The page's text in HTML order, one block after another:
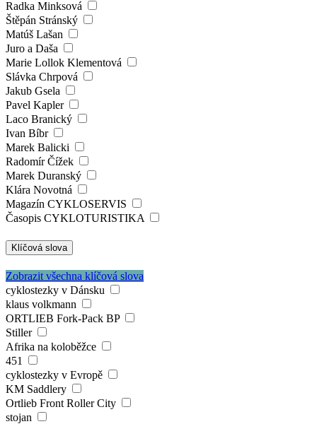
Radka Minksová
Štěpán Stránský
Matúš Lašan
Juro a Daša
Marie Lollok Klementová
Slávka Chrpová
Jakub Gsela
Pavel Kapler
Laco Branický
Ivan Bíbr
Marek Balicki
Radomír Čížek
Marek Duranský
Klára Novotná
Magazín CYKLOSERVIS
Časopis CYKLOTURISTIKA
Klíčová slova
Zobrazit všechna klíčová slova
cyklostezky v Dánsku
klaus volkmann
ORTLIEB Fork-Pack BP
Stiller
Afrika na koloběžce
451
cyklostezky v Evropě
KM Saddlery
Ortlieb Front Roller City
stojan